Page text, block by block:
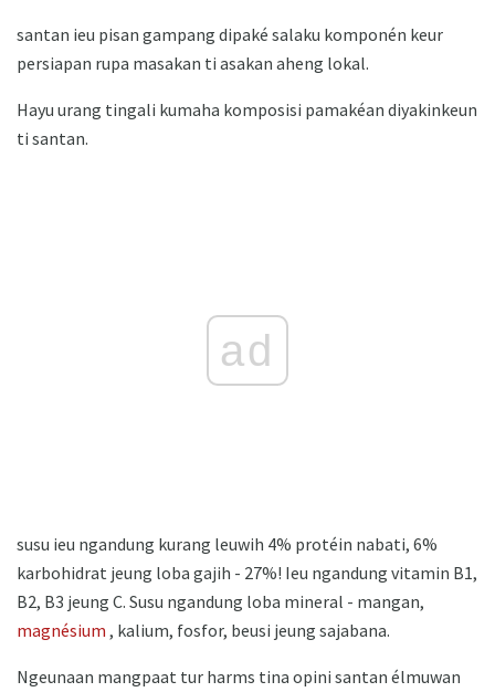
santan ieu pisan gampang dipaké salaku komponén keur
persiapan rupa masakan ti asakan aheng lokal.
Hayu urang tingali kumaha komposisi pamakéan diyakinkeun
ti santan.
ad
susu ieu ngandung kurang leuwih 4% protéin nabati, 6%
karbohidrat jeung loba gajih - 27%! Ieu ngandung vitamin B1,
B2, B3 jeung C. Susu ngandung loba mineral - mangan,
magnésium , kalium, fosfor, beusi jeung sajabana.
Ngeunaan mangpaat tur harms tina opini santan élmuwan